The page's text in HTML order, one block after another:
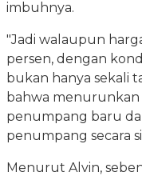
imbuhnya.
"Jadi walaupun
persen, dengan
bukan hanya sekali
bahwa
penumpang baru
penumpang secara
Menurut Alvin,